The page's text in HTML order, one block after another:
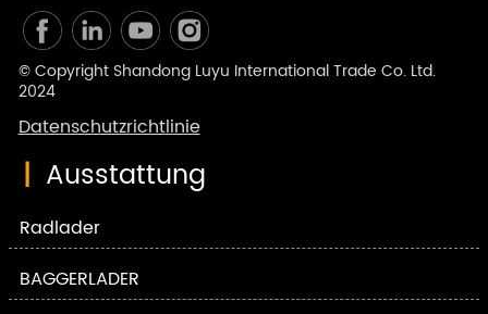
© Copyright Shandong Luyu International Trade Co. Ltd.
2024
Datenschutzrichtlinie
| Ausstattung
Radlader
BAGGERLADER